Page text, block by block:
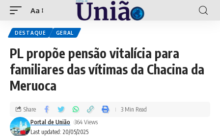
Aa
DESTAQUE GERAL
PL propõe pensão vitalícia para
familiares das vítimas da Chacina da
Meruoca
Last updated: 20/05/2025
Portal de União 364 Views
Share 3 Min Read